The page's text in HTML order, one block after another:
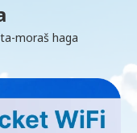
moraš haga